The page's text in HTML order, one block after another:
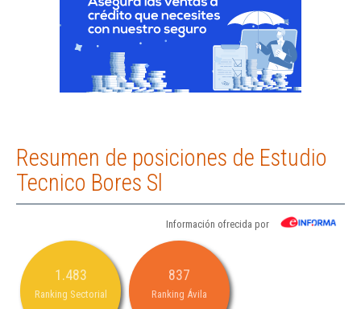
Resumen de posiciones de Estudio
Tecnico Bores Sl
Información ofrecida por
1.483
Ranking Sectorial
837
Ranking Ávila